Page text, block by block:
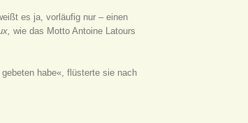
es ja, vorläufig nur – einen
wie das Motto Antoine Latours
habe«, flüsterte sie nach